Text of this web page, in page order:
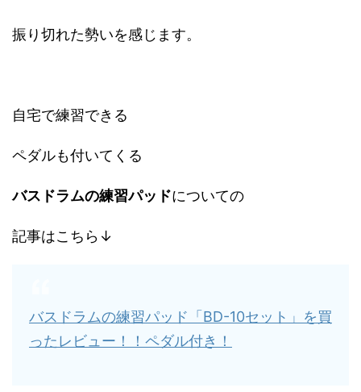
振り切れた勢いを感じます。
自宅で練習できる
ペダルも付いてくる
バスドラムの練習パッドについての
記事はこちら↓
バスドラムの練習パッド「BD-10セット」を買
ったレビュー！！ペダル付き！